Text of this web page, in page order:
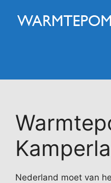
naar
Nederland moet van